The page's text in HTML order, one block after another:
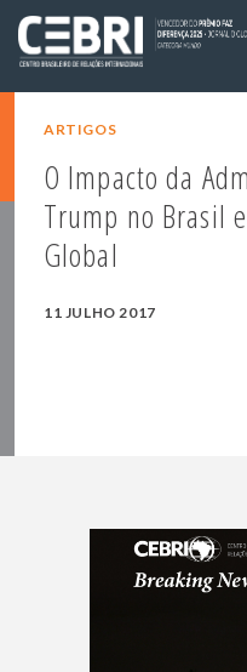
ARTIGOS
O Impacto da
Trump no Brasil
Global
11 JULHO 2017